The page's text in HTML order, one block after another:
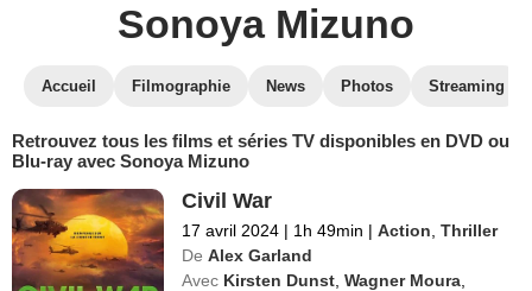
Sonoya Mizuno
Accueil Filmographie News Photos Streaming
Retrouvez tous les films et séries TV disponibles en DVD ou
Blu-ray avec Sonoya Mizuno
Civil War
17 avril 2024 | 1h 49min | Action ,Thriller
De Alex Garland
Avec Kirsten Dunst ,Wagner Moura